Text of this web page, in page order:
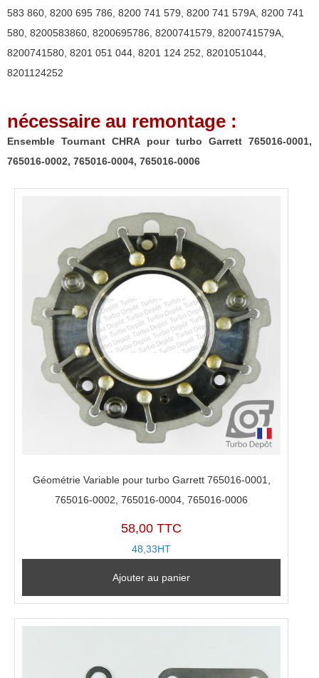
0001,
0004,
765016-
0006
583 860, 8200 695 786, 8200 741 579, 8200 741 579A, 8200 741
580, 8200583860, 8200695786, 8200741579, 8200741579A,
8200741580, 8201 051 044, 8201 124 252, 8201051044,
8201124252
nécessaire au remontage :
Ensemble Tournant CHRA pour turbo Garrett 765016-0001,
765016-0002, 765016-0004, 765016-0006
Géométrie Variable pour turbo Garrett 765016-0001,
765016-0002, 765016-0004, 765016-0006
58,00 TTC
48,33HT
Ajouter au panier